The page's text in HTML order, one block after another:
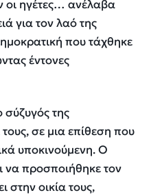
οι ηγέτες… ανέλαβα
για τον λαό της
που τάχθηκε
έντονες
σύζυγός της
σε μια επίθεση που
υποκινούμενη. Ο
να προσποιήθηκε τον
στην οικία τους,